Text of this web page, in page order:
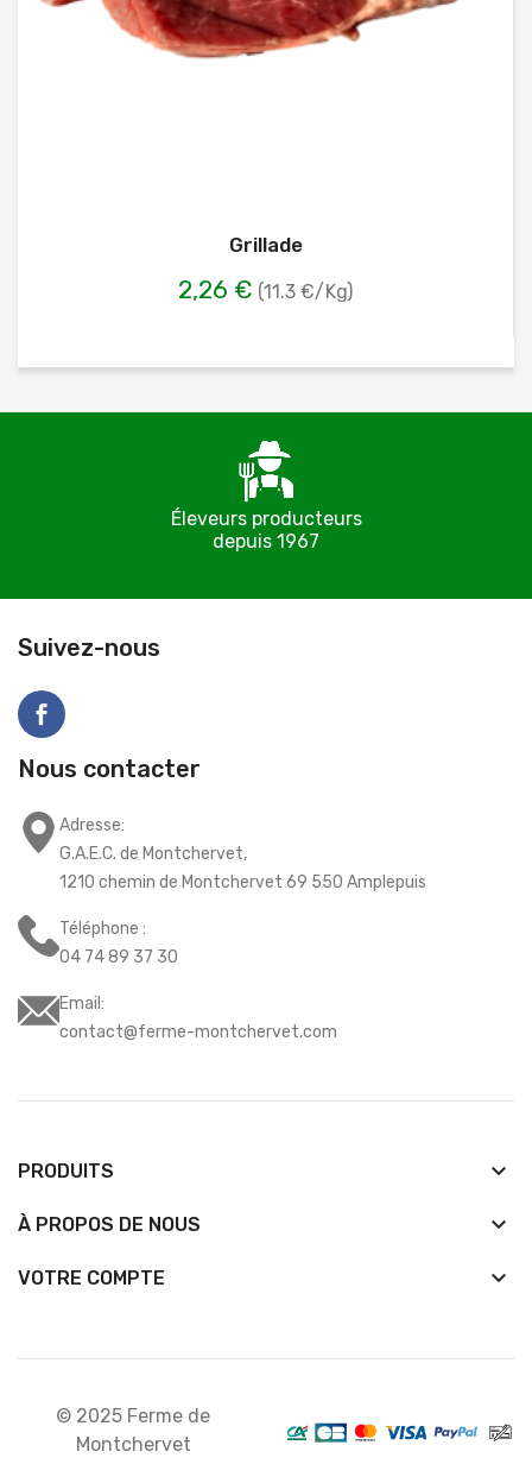
Grillade
2,26 € (11.3 €/Kg)
Éleveurs producteurs
depuis 1967
Suivez-nous
Nous contacter
Adresse:
G.A.E.C. de Montchervet,
1210 chemin de Montchervet 69 550 Amplepuis
Téléphone :
04 74 89 37 30
Email:
contact@ferme-montchervet.com
PRODUITS keyboard_arrow_down
À PROPOS DE NOUS keyboard_arrow_down
VOTRE COMPTE 
© 2025 Ferme de
Montchervet